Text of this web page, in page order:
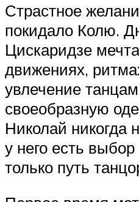
Страстное
покидало Колю.
Цискаридзе
движениях,
увлечение
своеобразную
Николай никогда
у него есть
только путь